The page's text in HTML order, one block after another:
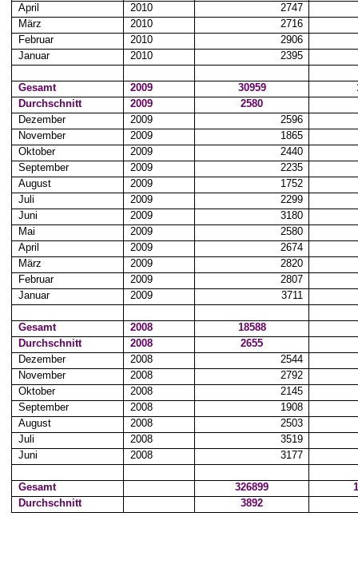
April
2010
2747
März
2010
2716
Februar
2010
2906
Januar
2010 2395
Gesamt 2009 30959
Durchschnitt
2009
2580
Dezember
2009
2596
November
2009
1865
Oktober
2009
2440
September
2009
2235
August
2009
1752
Juli
2009
2299
Juni
2009
3180
Mai
2009
2580
April
2009
2674
März
2009
2820
Februar
2009
2807
Januar
2009 3711
Gesamt 2008
18588
Durchschnitt
2008
2655
Dezember
2008
2544
November
2008
2792
Oktober
2008
2145
September
2008
1908
August
2008
2503
Juli
2008
3519
Juni
2008 3177
Gesamt 326899
Durchschnitt
3892